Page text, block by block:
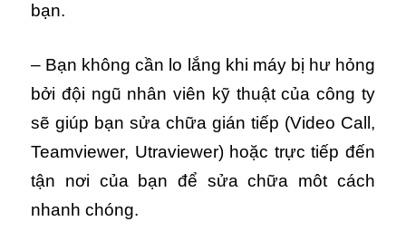
bạn.
– Bạn không cần lo lắng khi máy bị hư hỏng
bởi đội ngũ nhân viên kỹ thuật của công ty
sẽ giúp bạn sửa chữa gián tiếp (Video Call,
Teamviewer, Utraviewer) hoặc trực tiếp đến
tận nơi của bạn để sửa chữa môt cách
nhanh chóng.